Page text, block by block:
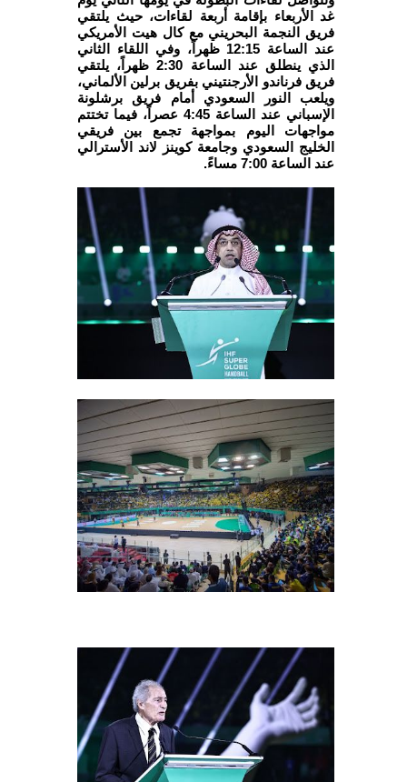
غد الأربعاء بإقامة أربعة لقاءات، حيث يلتقي
فريق النجمة البحريني مع كال هيت الأمريكي
عند الساعة 12:15 ظهراً، وفي اللقاء الثاني
الذي ينطلق عند الساعة 2:30 ظهراً، يلتقي
فريق فرناندو الأرجنتيني بفريق برلين الألماني،
ويلعب النور السعودي أمام فريق برشلونة
الإسباني عند الساعة 4:45 عصراً، فيما تختتم
مواجهات اليوم بمواجهة تجمع بين فريقي
الخليج السعودي وجامعة كوينز لاند الأسترالي
عند الساعة 7:00 مساءً.